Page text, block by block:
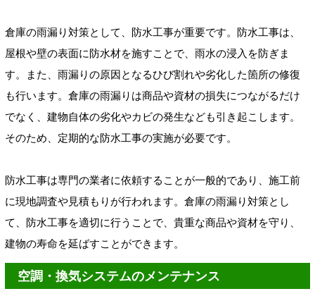
倉庫の雨漏り対策として、防水工事が重要です。防水工事は、
屋根や壁の表面に防水材を施すことで、雨水の浸入を防ぎま
す。また、雨漏りの原因となるひび割れや劣化した箇所の修復
も行います。倉庫の雨漏りは商品や資材の損失につながるだけ
でなく、建物自体の劣化やカビの発生なども引き起こします。
そのため、定期的な防水工事の実施が必要です。
防水工事は専門の業者に依頼することが一般的であり、施工前
に現地調査や見積もりが行われます。倉庫の雨漏り対策とし
て、防水工事を適切に行うことで、貴重な商品や資材を守り、
建物の寿命を延ばすことができます。
空調・換気システムのメンテナンス